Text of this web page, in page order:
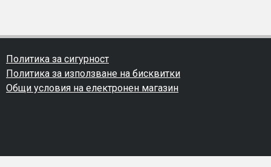
Политика за сигурност
Политика за използване на бисквитки
Общи условия на електронен магазин